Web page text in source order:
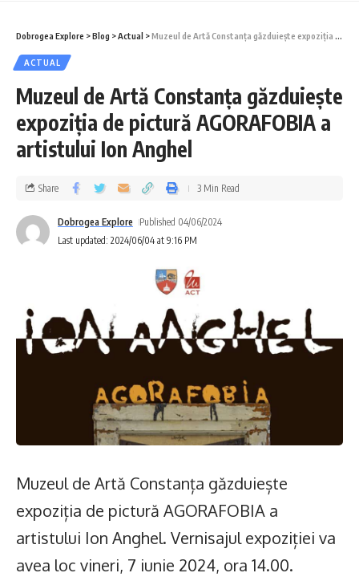
Dobrogea Explore >Blog >Actual >Muzeul de Artă Constanța găzduiește expoziția de pictură AGORAFOBIA a artistului Ion Anghel
ACTUAL
Muzeul de Artă Constanța găzduiește
expoziția de pictură AGORAFOBIA a
artistului Ion Anghel
Last updated: 2024/06/04 at 9:16 PM
Dobrogea Explore Published 04/06/2024
Share 3 Min Read
Muzeul de Artă Constanța găzduiește
expoziția de pictură AGORAFOBIA a
artistului Ion Anghel. Vernisajul expoziției va
avea loc vineri, 7 iunie 2024, ora 14.00.